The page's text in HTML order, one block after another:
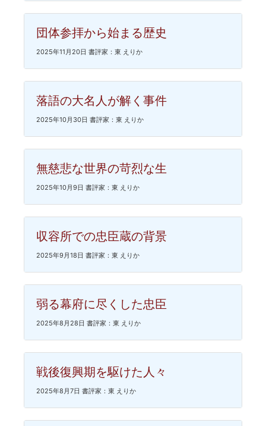
団体参拝から始まる歴史
2025年11月20日 書評家：東 えりか
落語の大名人が解く事件
2025年10月30日 書評家：東 えりか
無慈悲な世界の苛烈な生
2025年10月9日 書評家：東 えりか
収容所での忠臣蔵の背景
2025年9月18日 書評家：東 えりか
弱る幕府に尽くした忠臣
2025年8月28日 書評家：東 えりか
戦後復興期を駆けた人々
2025年8月7日 書評家：東 えりか